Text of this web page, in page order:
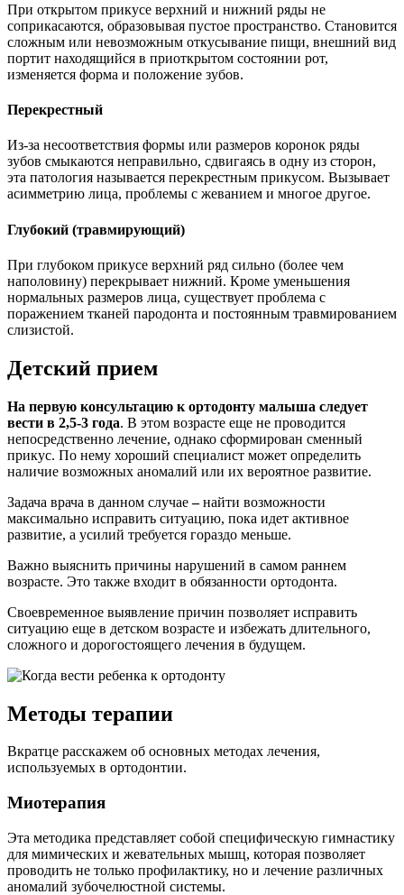
При открытом прикусе верхний и нижний ряды не
соприкасаются, образовывая пустое пространство. Становится
сложным или невозможным откусывание пищи, внешний вид
портит находящийся в приоткрытом состоянии рот,
изменяется форма и положение зубов.
Перекрестный
Из-за несоответствия формы или размеров коронок ряды
зубов смыкаются неправильно, сдвигаясь в одну из сторон,
эта патология называется перекрестным прикусом. Вызывает
асимметрию лица, проблемы с жеванием и многое другое.
Глубокий (травмирующий)
При глубоком прикусе верхний ряд сильно (более чем
наполовину) перекрывает нижний. Кроме уменьшения
нормальных размеров лица, существует проблема с
поражением тканей пародонта и постоянным травмированием
слизистой.
Детский прием
На первую консультацию к ортодонту малыша следует
вести в 2,5-3 года. В этом возрасте еще не проводится
непосредственно лечение, однако сформирован сменный
прикус. По нему хороший специалист может определить
наличие возможных аномалий или их вероятное развитие.
Задача врача в данном случае–найти возможности
максимально исправить ситуацию, пока идет активное
развитие, а усилий требуется гораздо меньше.
Важно выяснить причины нарушений в самом раннем
возрасте. Это также входит в обязанности ортодонта.
Своевременное выявление причин позволяет исправить
ситуацию еще в детском возрасте и избежать длительного,
сложного и дорогостоящего лечения в будущем.
Методы терапии
Вкратце расскажем об основных методах лечения,
используемых в ортодонтии.
Миотерапия
Эта методика представляет собой специфическую гимнастику
для мимических и жевательных мышц, которая позволяет
проводить не только профилактику, но и лечение различных
аномалий зубочелюстной системы.